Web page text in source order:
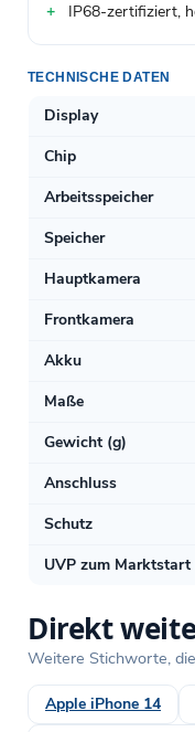
IP68-zertifiziert,
TECHNISCHE DATEN
Display
Chip
Arbeitsspeicher
Speicher
Hauptkamera
Frontkamera
Akku
Maße
Gewicht (g)
Anschluss
Schutz
UVP zum Marktstart
Direkt
Weitere Stichworte,
Apple iPhone 14